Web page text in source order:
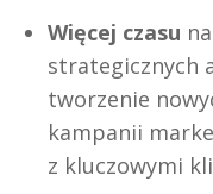
Więcej czasu
strategicznych
tworzenie
kampanii
z kluczowymi